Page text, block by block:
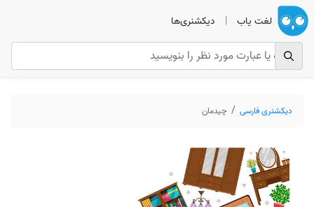
لغت یاب | دیکشنری‌ها
دیکشنری فارسی چیدمان